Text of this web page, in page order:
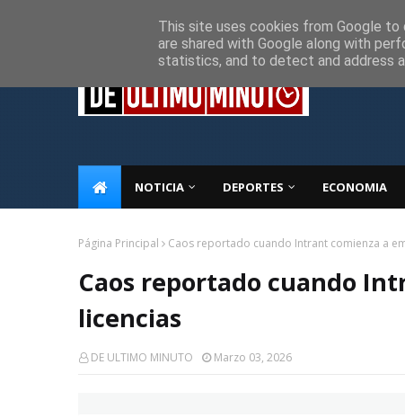
NOTICIA DEPORTES ECONOMIA
Página Principal Caos reportado cuando Intrant comienza a
Caos reportado cuando
licencias
DE ULTIMO MINUTO Marzo 03, 2026
This site uses cookies from Google to
are shared with Google along with
statistics, and to detect and address